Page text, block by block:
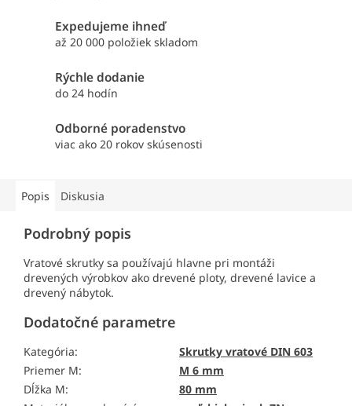
Expedujeme ihneď
až 20 000 položiek skladom
Rýchle dodanie
do 24 hodín
Odborné poradenstvo
viac ako 20 rokov skúsenosti
Popis Diskusia
Podrobný popis
Vratové skrutky sa používajú hlavne pri montáži
drevených výrobkov ako drevené ploty, drevené lavice a
drevený nábytok.
Dodatočné parametre
Kategória:
Skrutky vratové DIN 603
Priemer M:
M 6 mm
Dĺžka M:
80 mm